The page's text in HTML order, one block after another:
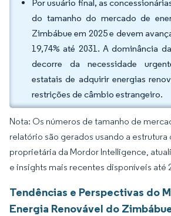
Por usuário final, as
do tamanho do mercado de
Zimbábue em 2025 e devem
19,74% até 2031. A dominância
decorre da necessidade
estatais de adquirir energias
restrições de câmbio estrangeiro.
Nota: Os números de tamanho de
relatório são gerados usando a
proprietária da Mordor Intelligence,
e insights mais recentes disponíveis até
Tendências e Perspectivas do
Energia Renovável do